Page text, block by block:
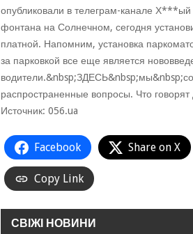
опубликовали в телеграм-канале Х***ый
фонтана на Солнечном, сегодня
платной. Напомним, установка
за парковкой все еще является
распространенные вопросы. Что
Источник: 056.ua
Facebook Share on X
Copy Link
СВІЖІ НОВИНИ